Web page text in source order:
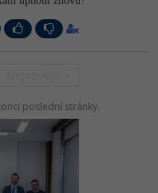
poslední stránky.